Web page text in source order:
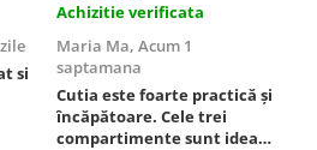
si
Achizitie verificata
Maria Ma, Acum 1
saptamana
Cutia este foarte practică și
încăpătoare. Cele trei
compartimente sunt ideale